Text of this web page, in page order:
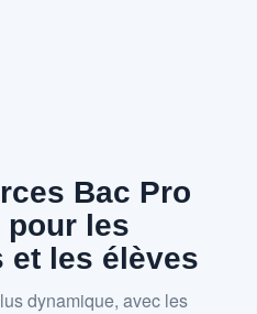
Bac Pro
pour les
et les élèves
dynamique, avec les